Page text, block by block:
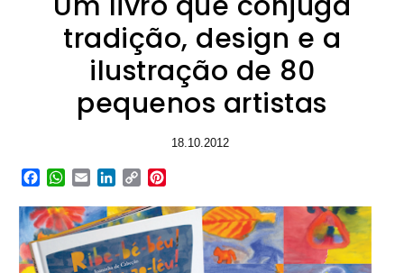
tradição, design e a
ilustração de 80
pequenos artistas
18.10.2012
Facebook
WhatsApp
EmailLinkedIn
Copy